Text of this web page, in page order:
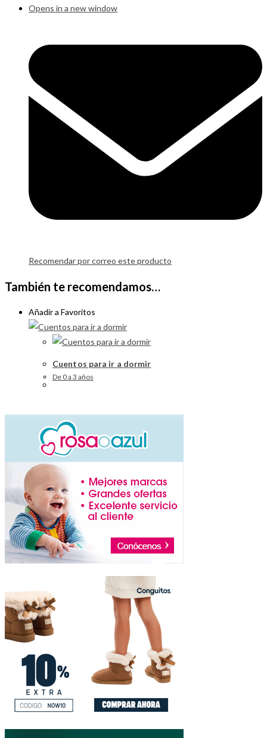
Opens in a new window
Recomendar por correo este producto
También te recomendamos…
Añadir a Favoritos
Cuentos para ir a dormir
De 0 a 3 años